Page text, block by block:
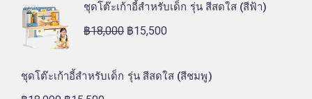
ชุดโต๊ะเก้าอี้สำหรับเด็ก รุ่น สีสดใส (สีฟ้า)
฿18,000 ฿15,500
ชุดโต๊ะเก้าอี้สำหรับเด็ก รุ่น สีสดใส (สีชมพู)